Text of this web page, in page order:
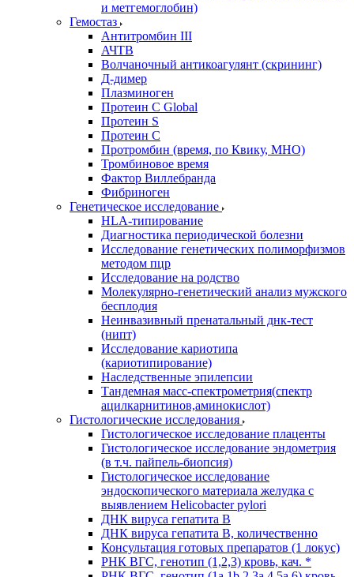
и метгемоглобин)
Гемостаз
Антитромбин III
АЧТВ
Волчаночный антикоагулянт (скрининг)
Д-димер
Плазминоген
Протеин C Global
Протеин S
Протеин С
Протромбин (время, по Квику, МНО)
Тромбиновое время
Фактор Виллебранда
Фибриноген
Генетическое исследование
HLA-типирование
Диагностика периодической болезни
Исследование генетических полиморфизмов
методом пцр
Исследование на родство
Молекулярно-генетический анализ мужского
бесплодия
Неинвазивный пренатальный днк-тест
(нипт)
Исследование кариотипа
(кариотипирование)
Наследственные эпилепсии
Тандемная масс-спектрометрия(спектр
ацилкарнитинов,аминокислот)
Гистологические исследования
Гистологическое исследование плаценты
Гистологическое исследование эндометрия
(в т.ч. пайпель-биопсия)
Гистологическое исследование
эндоскопического материала желудка с
выявлением Helicobacter pylori
ДНК вируса гепатита B
ДНК вируса гепатита B, количественно
Консультация готовых препаратов (1 локус)
РНК ВГC, генотип (1,2,3) кровь, кач. *